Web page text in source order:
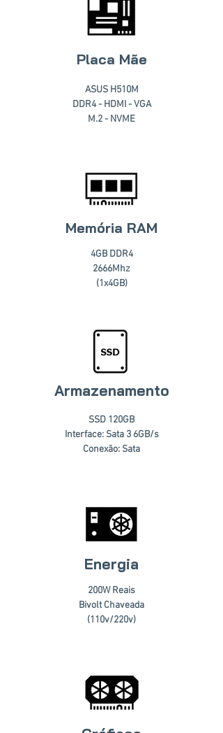
Placa Mãe
ASUS H510M
DDR4 - HDMI - VGA
M.2 - NVME
Memória RAM
4GB DDR4
2666Mhz
(1x4GB)
Armazenamento
SSD 120GB
Interface: Sata 3 6GB/s
Conexão: Sata
Energia
200W Reais
Bivolt Chaveada
(110v/220v)